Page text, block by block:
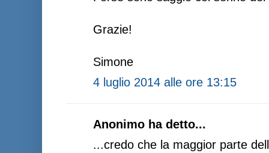
Grazie!
Simone
4 luglio 2014 alle ore 13:15
Anonimo ha detto...
...credo che la maggior parte